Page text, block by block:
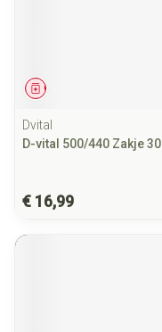
Geneesmiddel
Dvital
D-vital 500/440 Zakje 30
€ 16,99